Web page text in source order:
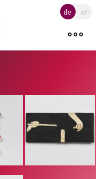
Hauptregion der Seitede en